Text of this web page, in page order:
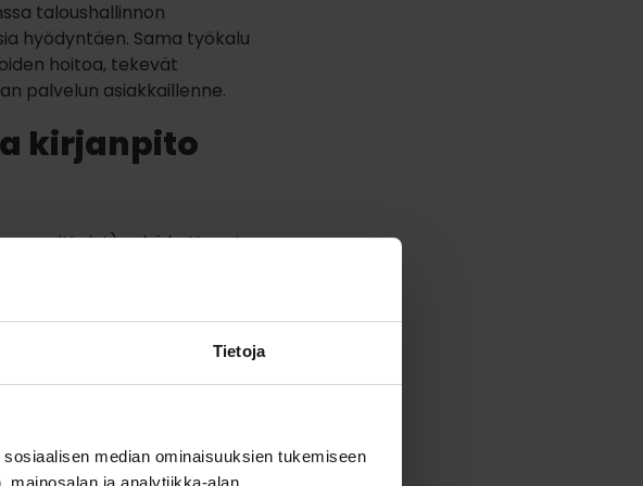
Tietoja
median ominaisuuksien tukemiseen
mainosalan ja analytiikka-alan
taloushallinnon
hyödyntäen. Sama työkalu
hoitoa, tekevät
palvelun asiakkaillenne.
kirjanpito
erittelyt) sekä kattavat
avulla saadaan
ja automaattivienneillä
Valmis
myös tilinpäätöksen